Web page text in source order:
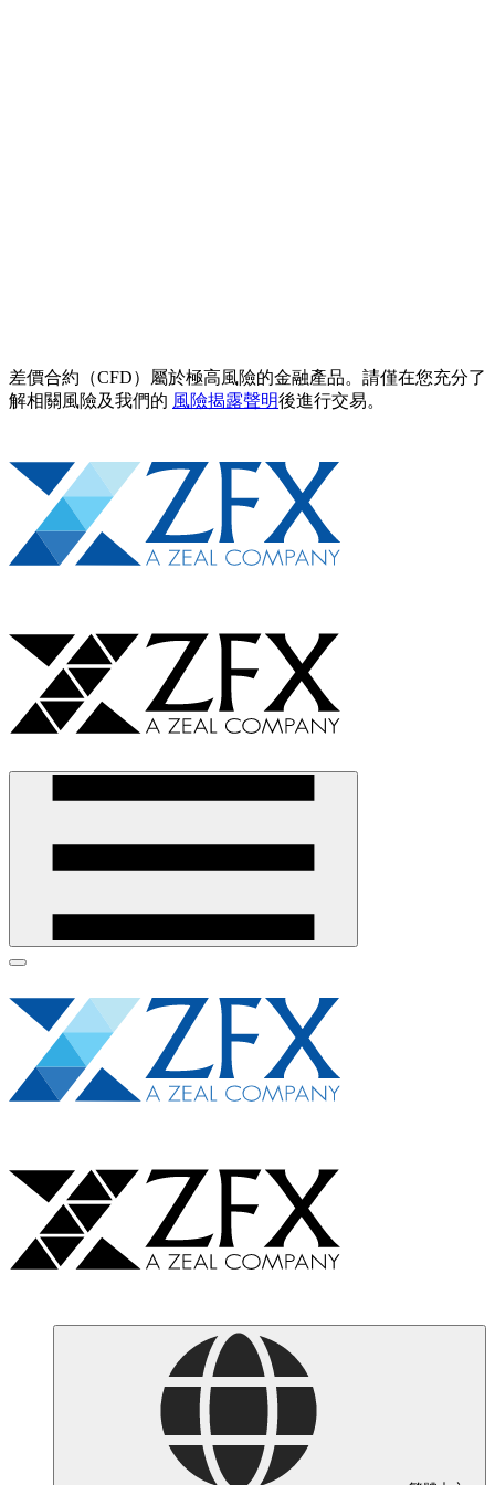
差價合約（CFD）屬於極高風險的金融產品。請僅在您充分了
解相關風險及我們的 風險揭露聲明後進行交易。